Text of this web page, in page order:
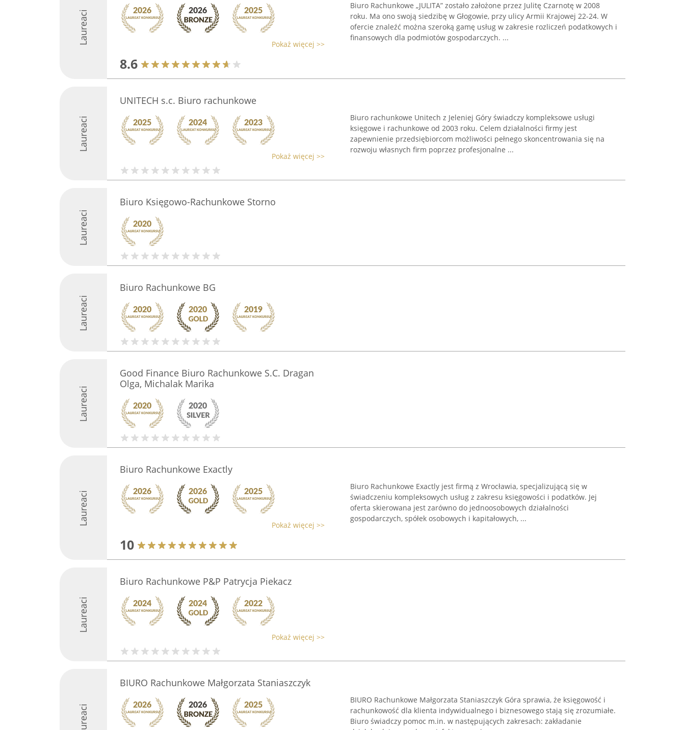
Laureaci Pokaż więcej >>
8.6
Biuro Rachunkowe „JULITA” zostało założone przez Julitę Czarnotę w 2008
roku. Ma ono swoją siedzibę w Głogowie, przy ulicy Armii Krajowej 22-24. W
ofercie znaleźć można szeroką gamę usług w zakresie rozliczeń podatkowych i
finansowych dla podmiotów gospodarczych. ...
Laureaci
UNITECH s.c. Biuro rachunkowe
Pokaż więcej >>
Biuro rachunkowe Unitech z Jeleniej Góry świadczy kompleksowe usługi
księgowe i rachunkowe od 2003 roku. Celem działalności firmy jest
zapewnienie przedsiębiorcom możliwości pełnego skoncentrowania się na
rozwoju własnych firm poprzez profesjonalne ...
Laureaci
Biuro Księgowo-Rachunkowe Storno
Laureaci
Biuro Rachunkowe BG
Laureaci
Good Finance Biuro Rachunkowe S.C. Dragan
Olga, Michalak Marika
Laureaci
Biuro Rachunkowe Exactly
Pokaż więcej >>
10
Biuro Rachunkowe Exactly jest firmą z Wrocławia, specjalizującą się w
świadczeniu kompleksowych usług z zakresu księgowości i podatków. Jej
oferta skierowana jest zarówno do jednoosobowych działalności
gospodarczych, spółek osobowych i kapitałowych, ...
Laureaci
Biuro Rachunkowe P&P Patrycja Piekacz
Pokaż więcej >>
Laureaci
BIURO Rachunkowe Małgorzata Staniaszczyk
BIURO Rachunkowe Małgorzata Staniaszczyk Góra sprawia, że księgowość i
rachunkowość dla klienta indywidualnego i biznesowego stają się zrozumiałe.
Biuro świadczy pomoc m.in. w następujących zakresach: zakładanie